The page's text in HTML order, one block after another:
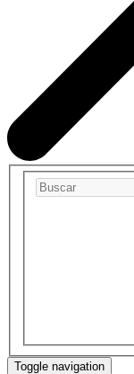
Toggle navigation